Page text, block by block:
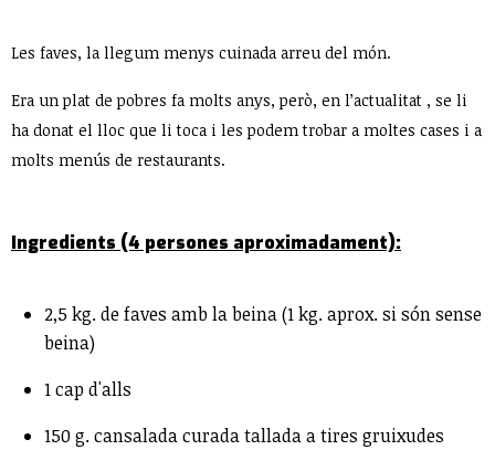
Les faves, la llegum menys cuinada arreu del món.
Era un plat de pobres fa molts anys, però, en l’actualitat , se li
ha donat el lloc que li toca i les podem trobar a moltes cases i a
molts menús de restaurants.
Ingredients (4 persones aproximadament):
2,5 kg. de faves amb la beina (1 kg. aprox. si són sense
beina)
1 cap d'alls
150 g. cansalada curada tallada a tires gruixudes